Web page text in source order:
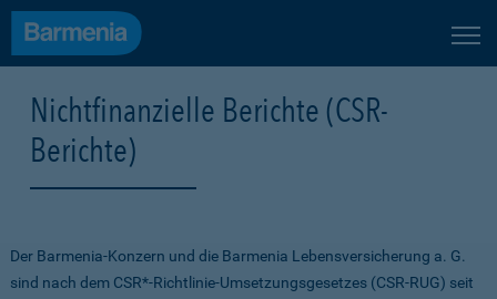
Nichtfinanzielle Berichte (CSR-
Berichte)
Der Barmenia-Konzern und die Barmenia Lebensversicherung a. G.
sind nach dem CSR*-Richtlinie-Umsetzungsgesetzes (CSR-RUG) seit